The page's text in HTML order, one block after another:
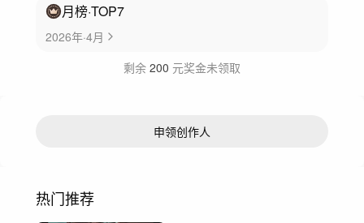
月榜·TOP7
2026年·4月
剩余 200 元奖金未领取
申领创作人
热门推荐